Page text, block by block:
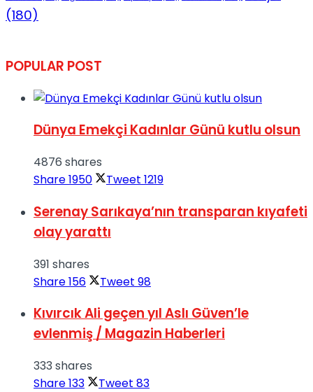
(180)
POPULAR POST
Dünya Emekçi Kadınlar Günü kutlu olsun
4876 shares
Share1950 Tweet 1219
Serenay Sarıkaya’nın transparan kıyafeti
olay yarattı
391 shares
Share156 Tweet 98
Kıvırcık Ali geçen yıl Aslı Güven’le
evlenmiş / Magazin Haberleri
333 shares
Share133 Tweet 83